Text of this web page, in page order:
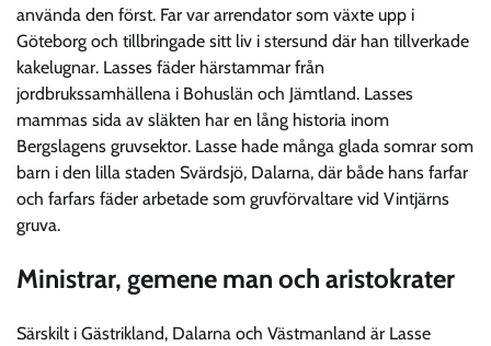
använda den först. Far var arrendator som växte upp i
Göteborg och tillbringade sitt liv i stersund där han tillverkade
kakelugnar. Lasses fäder härstammar från
jordbrukssamhällena i Bohuslän och Jämtland. Lasses
mammas sida av släkten har en lång historia inom
Bergslagens gruvsektor. Lasse hade många glada somrar som
barn i den lilla staden Svärdsjö, Dalarna, där både hans farfar
och farfars fäder arbetade som gruvförvaltare vid Vintjärns
gruva.
Ministrar, gemene man och aristokrater
Särskilt i Gästrikland, Dalarna och Västmanland är Lasse